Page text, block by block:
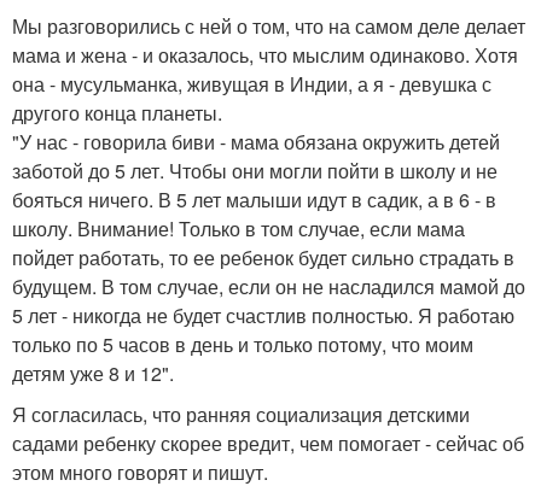
Мы разговорились с ней о том, что на самом деле делает
мама и жена - и оказалось, что мыслим одинаково. Хотя
она - мусульманка, живущая в Индии, а я - девушка с
другого конца планеты.
"У нас - говорила биви - мама обязана окружить детей
заботой до 5 лет. Чтобы они могли пойти в школу и не
бояться ничего. В 5 лет малыши идут в садик, а в 6 - в
школу. Внимание! Только в том случае, если мама
пойдет работать, то ее ребенок будет сильно страдать в
будущем. В том случае, если он не насладился мамой до
5 лет - никогда не будет счастлив полностью. Я работаю
только по 5 часов в день и только потому, что моим
детям уже 8 и 12".
Я согласилась, что ранняя социализация детскими
садами ребенку скорее вредит, чем помогает - сейчас об
этом много говорят и пишут.